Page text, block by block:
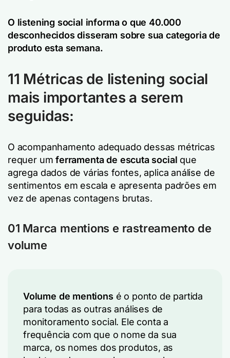
O listening social informa o que 40.000
desconhecidos disseram sobre sua categoria de
produto esta semana.
11 Métricas de listening social
mais importantes a serem
seguidas:
O acompanhamento adequado dessas métricas
requer umferramenta de escuta social que
agrega dados de várias fontes, aplica análise de
sentimentos em escala e apresenta padrões em
vez de apenas contagens brutas.
01 Marca mentions e rastreamento de
volume
Volume de mentions é o ponto de partida
para todas as outras análises de
monitoramento social. Ele conta a
frequência com que o nome da sua
marca, os nomes dos produtos, as